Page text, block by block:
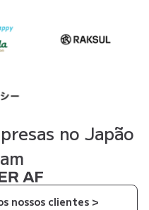
no Japão
nossos clientes >